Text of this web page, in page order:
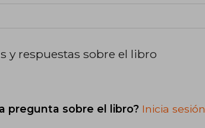
y respuestas sobre el libro
pregunta sobre el libro? Inicia sesión